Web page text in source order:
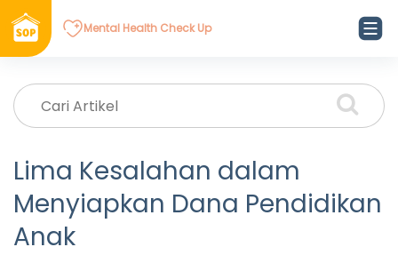
Mental Health Check Up
Lima Kesalahan dalam
Menyiapkan Dana Pendidikan
Anak